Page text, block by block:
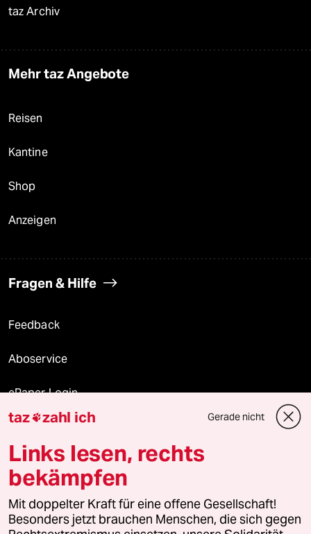
taz Archiv
Mehr taz Angebote
Reisen
Kantine
Shop
Anzeigen
Fragen & Hilfe
Feedback
Aboservice
ePaper Login
Downloads für Abonnierende
© 2026 taz Verlags und Vertriebs GmbH
Alle Rechte vorbehalten. Bei rechtlichen Fragen oder für Genehmigungen
wenden Sie sich bitte an
lizenzen@taz.de
taz zahl ich Gerade nicht
Links lesen, rechts
bekämpfen
Mit doppelter Kraft für eine offene Gesellschaft!
Besonders jetzt brauchen Menschen, die sich gegen